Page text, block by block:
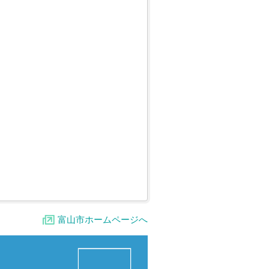
富山市ホームページへ